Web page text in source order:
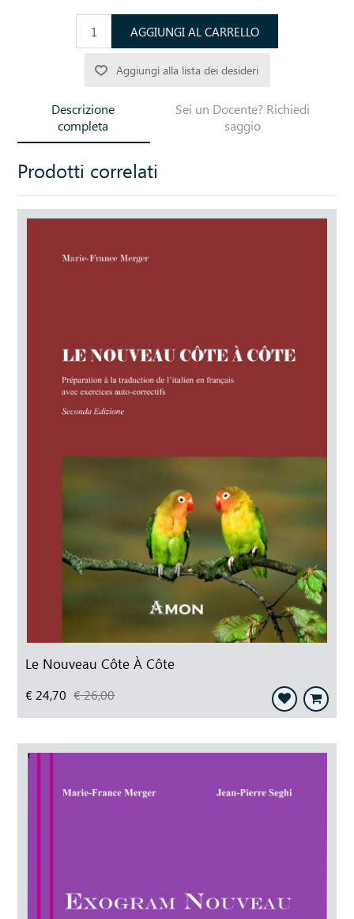
AGGIUNGI AL CARRELLO
Aggiungi alla lista dei desideri
Descrizione
completa
Sei un Docente? Richiedi
saggio
Prodotti correlati
Le Nouveau Côte À Côte
€ 24,70 € 26,00